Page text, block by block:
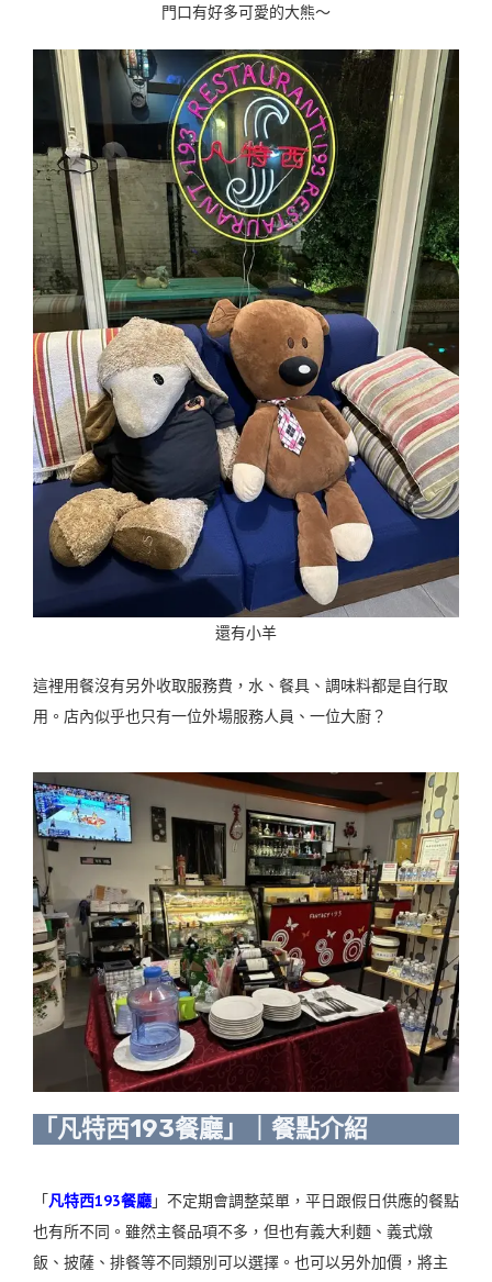
門口有好多可愛的大熊～
還有小羊
這裡用餐沒有另外收取服務費，水、餐具、調味料都是自行取
用。店內似乎也只有一位外場服務人員、一位大廚？
「凡特西193餐廳」｜餐點介紹
「凡特西193餐廳」不定期會調整菜單，平日跟假日供應的餐點
也有所不同。雖然主餐品項不多，但也有義大利麵、義式燉
飯、披薩、排餐等不同類別可以選擇。也可以另外加價，將主